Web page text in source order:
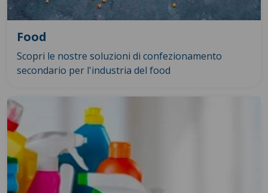
Food
Scopri le nostre soluzioni di confezionamento
secondario per l'industria del food